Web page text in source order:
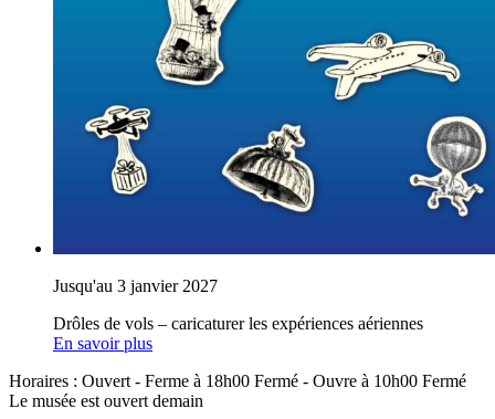
Jusqu'au 3 janvier 2027
Drôles de vols – caricaturer les expériences aériennes
En savoir plus
Horaires : Ouvert - Ferme à 18h00 Fermé - Ouvre à 10h00 Fermé
Le musée est ouvert demain